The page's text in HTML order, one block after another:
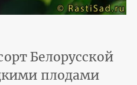
Белорусской
плодами